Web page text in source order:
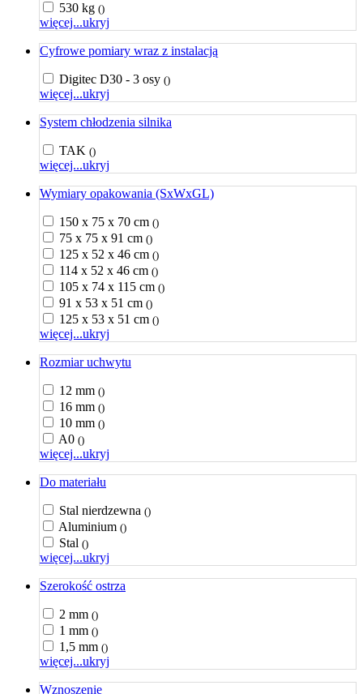
530 kg ()
więcej...ukryj
Cyfrowe pomiary wraz z instalacją
Digitec D30 - 3 osy ()
więcej...ukryj
System chłodzenia silnika
TAK ()
więcej...ukryj
Wymiary opakowania (SxWxGL)
150 x 75 x 70 cm ()
75 x 75 x 91 cm ()
125 x 52 x 46 cm ()
114 x 52 x 46 cm ()
105 x 74 x 115 cm ()
91 x 53 x 51 cm ()
125 x 53 x 51 cm ()
więcej...ukryj
Rozmiar uchwytu
12 mm ()
16 mm ()
10 mm ()
A0 ()
więcej...ukryj
Do materiału
Stal nierdzewna ()
Aluminium ()
Stal ()
więcej...ukryj
Szerokość ostrza
2 mm ()
1 mm ()
1,5 mm ()
więcej...ukryj
Wznoszenie